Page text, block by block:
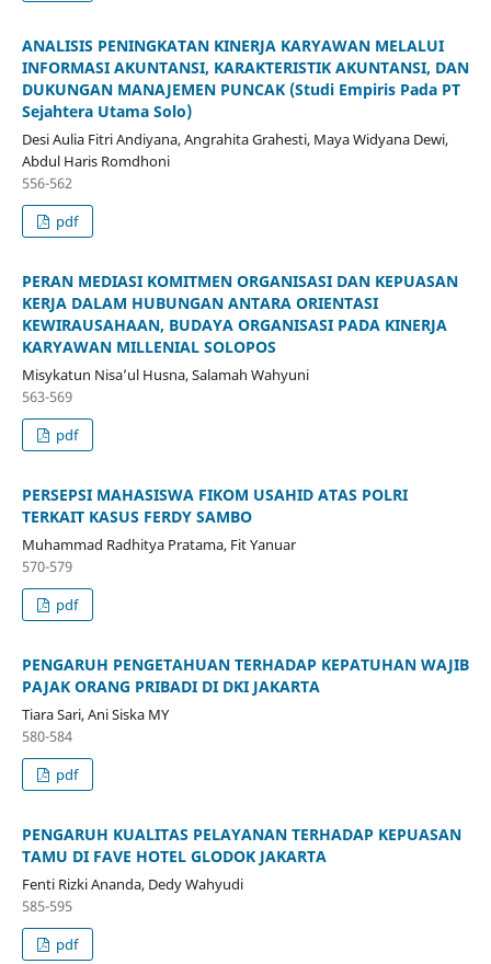
ANALISIS PENINGKATAN KINERJA KARYAWAN MELALUI
INFORMASI AKUNTANSI, KARAKTERISTIK AKUNTANSI, DAN
DUKUNGAN MANAJEMEN PUNCAK (Studi Empiris Pada PT
Sejahtera Utama Solo)
Desi Aulia Fitri Andiyana, Angrahita Grahesti, Maya Widyana Dewi,
Abdul Haris Romdhoni
556-562
pdf
PERAN MEDIASI KOMITMEN ORGANISASI DAN KEPUASAN
KERJA DALAM HUBUNGAN ANTARA ORIENTASI
KEWIRAUSAHAAN, BUDAYA ORGANISASI PADA KINERJA
KARYAWAN MILLENIAL SOLOPOS
Misykatun Nisa’ul Husna, Salamah Wahyuni
563-569
pdf
PERSEPSI MAHASISWA FIKOM USAHID ATAS POLRI
TERKAIT KASUS FERDY SAMBO
Muhammad Radhitya Pratama, Fit Yanuar
570-579
pdf
PENGARUH PENGETAHUAN TERHADAP KEPATUHAN WAJIB
PAJAK ORANG PRIBADI DI DKI JAKARTA
Tiara Sari, Ani Siska MY
580-584
pdf
PENGARUH KUALITAS PELAYANAN TERHADAP KEPUASAN
TAMU DI FAVE HOTEL GLODOK JAKARTA
Fenti Rizki Ananda, Dedy Wahyudi
585-595
pdf